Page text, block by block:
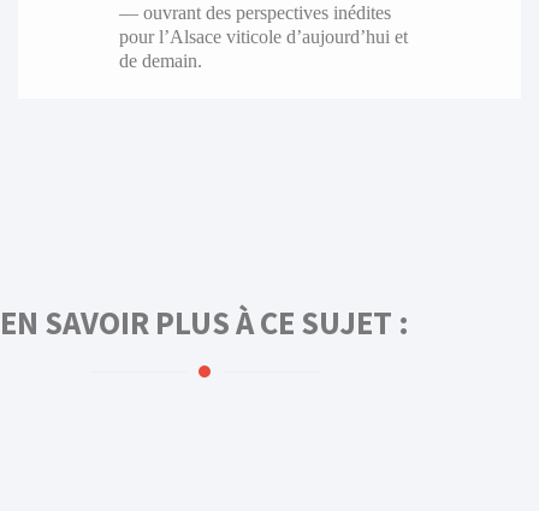
— ouvrant des perspectives inédites
pour l’Alsace viticole d’aujourd’hui et
de demain.
EN SAVOIR PLUS À CE SUJET :